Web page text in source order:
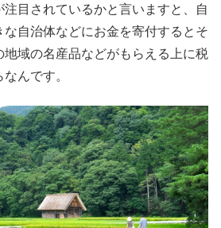
目されているかと言いますと、自
自治体などにお金を寄付するとそ
域の名産品などがもらえる上に税
んです。